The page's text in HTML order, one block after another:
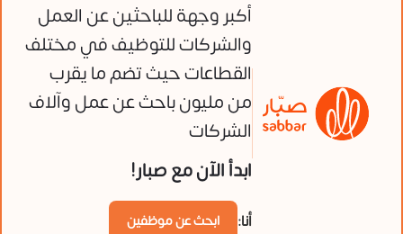
أكبر وجهة للباحثين عن العمل
والشركات للتوظيف في مختلف
القطاعات حيث تضم ما يقرب
من مليون باحث عن عمل وآلاف
الشركات
ابدأ الآن مع صبار!
أنا:
ابحث عن موظفين